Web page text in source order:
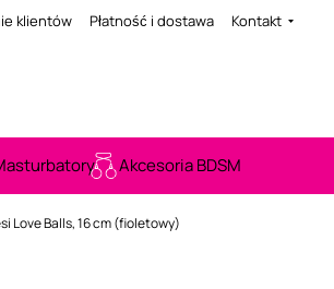
klientów Płatność i dostawa Kontakt
Akcesoria BDSM
Love Balls, 16 cm (fioletowy)